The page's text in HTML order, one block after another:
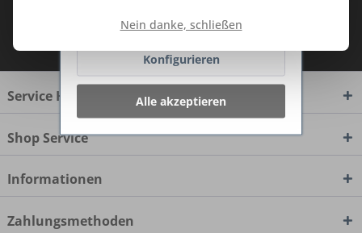
Ich habe dieDatenschutzbestimmungen
zur Kenntnis genommen.
Service Hotline
Shop Service
Informationen
Zahlungsmethoden
Nein danke, schließen
Ablehnen
Konfigurieren
Alle akzeptieren